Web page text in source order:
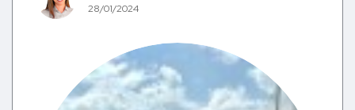
28/01/2024